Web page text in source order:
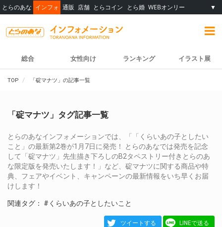
とらのあな インフォ 通販 店舗 とらコイン とら婚 WEBオンリー ▼
総合 女性向け ランキング イラスト展
TOP 「碇マナツ」の記事一覧
「碇マナツ」タグ記事一覧
とらのあなインフォメーションでは、「「くらいあの子としたい
こと」の最新第2巻が1月7日に発売！ とらのあなでは発売を記念
して「碇マナツ」先生描き下ろしのB2タペストリー付きとらのあ
な限定版を発売いたします！」など、碇マナツに関する商品や特
典、フェアやイベント、キャンペーンの最新情報をいち早くお届
けします！
関連タグ： #くらいあの子としたいこと
ツイートする LINEで送る